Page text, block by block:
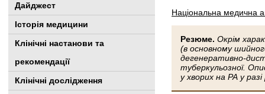
Дайджест
Історія медицини
Клінiчні настанови та
рекомендації
Клінічні дослідження
Національна медична
Резюме. Окрім
(в основному шийного
дегенеративно-
туберкульозної.
у хворих на РА у